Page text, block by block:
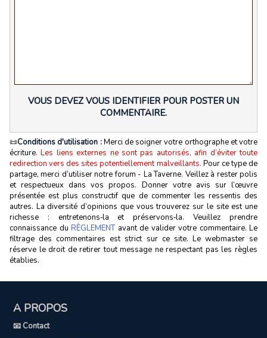
VOUS DEVEZ VOUS IDENTIFIER POUR POSTER UN
COMMENTAIRE.
📜Conditions d'utilisation :Merci de soigner votre orthographe et votre
écriture.Les liens externes ne sont pas autorisés, afin d’éviter toute
redirection vers des sites potentiellement malveillants. Pour ce type de
partage, merci d’utiliser notre forum - La Taverne. Veillez à rester polis
et respectueux dans vos propos. Donner votre avis sur l’œuvre
présentée est plus constructif que de commenter les ressentis des
autres. La diversité d’opinions que vous trouverez sur le site est une
richesse : entretenons‑la et préservons‑la. Veuillez prendre
connaissance du RÈGLEMENTavant de valider votre commentaire. Le
filtrage des commentaires est strict sur ce site. Le webmaster se
réserve le droit de retirer tout message ne respectant pas les règles
établies.
A PROPOS
📧 Contact